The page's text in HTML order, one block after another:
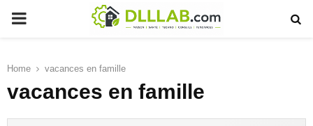
PRIMARY
Home vacances en famille
vacances en famille